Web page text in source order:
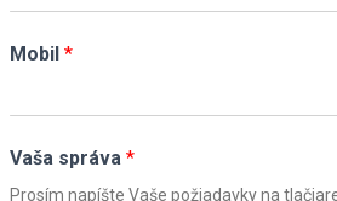
Mobil *
Vaša správa *